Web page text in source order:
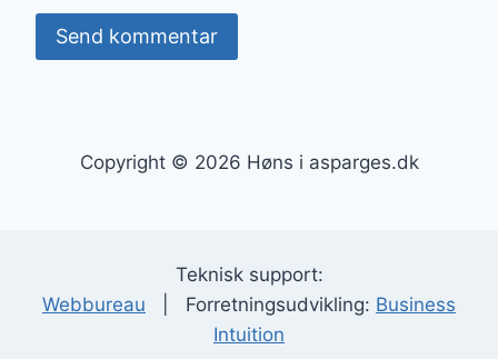
Copyright © 2026 Høns i asparges.dk
Teknisk support:
Webbureau | Forretningsudvikling: Business
Intuition